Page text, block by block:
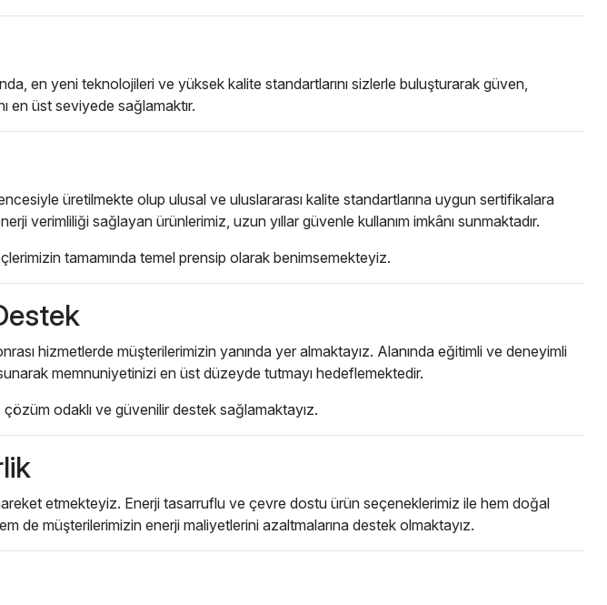
en yeni teknolojileri ve yüksek kalite standartlarını sizlerle buluşturarak güven,
en üst seviyede sağlamaktır.
üretilmekte olup ulusal ve uluslararası kalite standartlarına uygun sertifikalara
verimliliği sağlayan ürünlerimiz, uzun yıllar güvenle kullanım imkânı sunmaktadır.
tamamında temel prensip olarak benimsemekteyiz.
hizmetlerde müşterilerimizin yanında yer almaktayız. Alanında eğitimli ve deneyimli
memnuniyetinizi en üst düzeyde tutmayı hedeflemektedir.
odaklı ve güvenilir destek sağlamaktayız.
etmekteyiz. Enerji tasarruflu ve çevre dostu ürün seçeneklerimiz ile hem doğal
de müşterilerimizin enerji maliyetlerini azaltmalarına destek olmaktayız.